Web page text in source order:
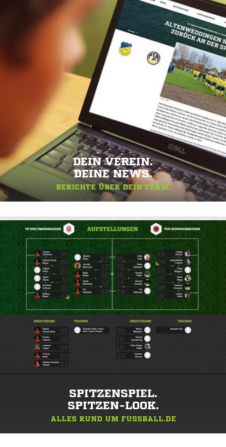
DEIN VEREIN.
DEINE NEWS.
BERICHTE ÜBER DEIN TEAM.
SPITZENSPIEL.
SPITZEN-LOOK.
ALLES RUND UM FUSSBALL.DE